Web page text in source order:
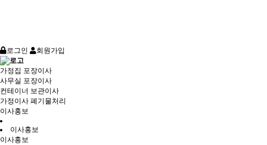
로그인 회원가입
가정집 포장이사
사무실 포장이사
컨테이너 보관이사
가정이사 폐기물처리
이사홍보
이사홍보
이사홍보